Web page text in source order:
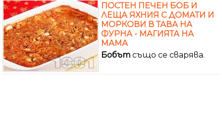
ПОСТЕН ПЕЧЕН БОБ И
ЛЕЩА ЯХНИЯ С ДОМАТИ И
МОРКОВИ В ТАВА НА
ФУРНА - МАГИЯТА НА
МАМА
Бобът също се сварява.